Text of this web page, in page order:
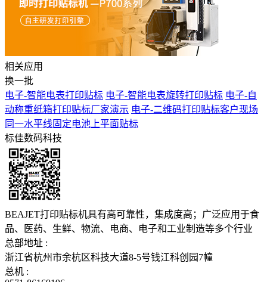
相关应用
换一批
电子-智能电表打印贴标 电子-智能电表旋转打印贴标 电子-自
动称重纸箱打印贴标厂家演示 电子-二维码打印贴标客户现场
同一水平线固定电池上平面贴标
标佳数码科技
BEAJET打印贴标机具有高可靠性，集成度高；广泛应用于食
品、医药、生鲜、物流、电商、电子和工业制造等多个行业
总部地址 :
浙江省杭州市余杭区科技大道8-5号钱江科创园7幢
总机 :